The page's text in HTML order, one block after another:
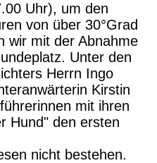
Uhr), um den
von über 30°Grad
wir mit der Abnahme
Unter den
Herrn Ingo
Kirstin
mit ihren
Hund" den ersten
nicht bestehen.